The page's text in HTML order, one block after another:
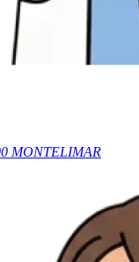
MONTELIMAR